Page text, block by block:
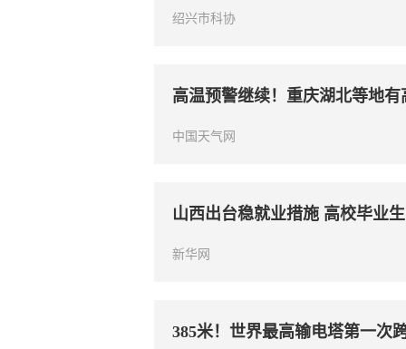
绍兴市科协
高温预警继续！重庆湖北等地
中国天气网
山西出台稳就业措施 高校毕业
新华网
385米！世界最高输电塔第一次